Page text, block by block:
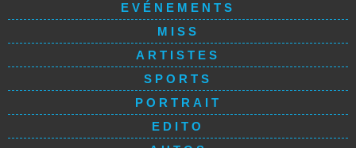
EVÉNEMENTS
MISS
ARTISTES
SPORTS
PORTRAIT
EDITO